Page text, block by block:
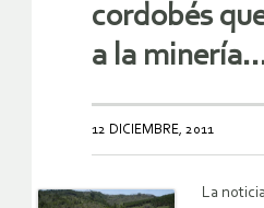
cordobés
a la
12 DICIEMBRE, 2011
La